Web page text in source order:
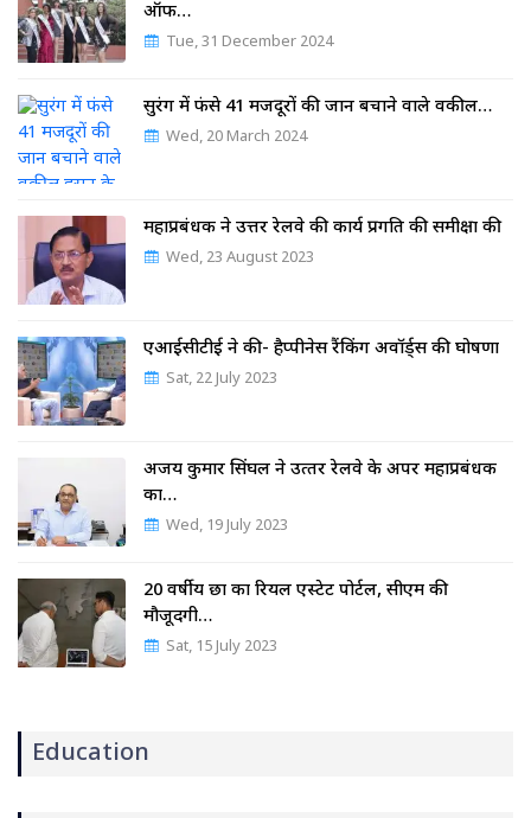
ऑफ…
Tue, 31 December 2024
सुरंग में फंसे 41 मजदूरों की जान बचाने वाले वकील…
Wed, 20 March 2024
महाप्रबंधक ने उत्तर रेलवे की कार्य प्रगति की समीक्षा की
Wed, 23 August 2023
एआईसीटीई ने की- हैप्पीनेस रैंकिंग अवॉर्ड्स की घोषणा
Sat, 22 July 2023
अजय कुमार सिंघल ने उत्‍तर रेलवे के अपर महाप्रबंधक
का…
Wed, 19 July 2023
20 वर्षीय छात्र का रियल एस्टेट पोर्टल, सीएम की
मौजूदगी…
Sat, 15 July 2023
Education